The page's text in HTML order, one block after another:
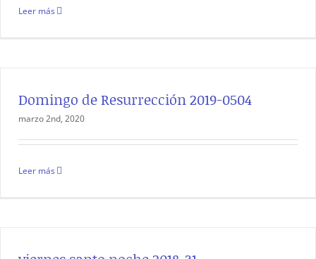
Leer más
Domingo de Resurrección 2019-0504
marzo 2nd, 2020
Leer más